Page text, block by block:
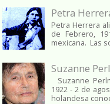
Petra
Petra Herrera
de Febrero,
mexicana. Las
Suzanne
Suzanne
1922 - 2 de
holandesa